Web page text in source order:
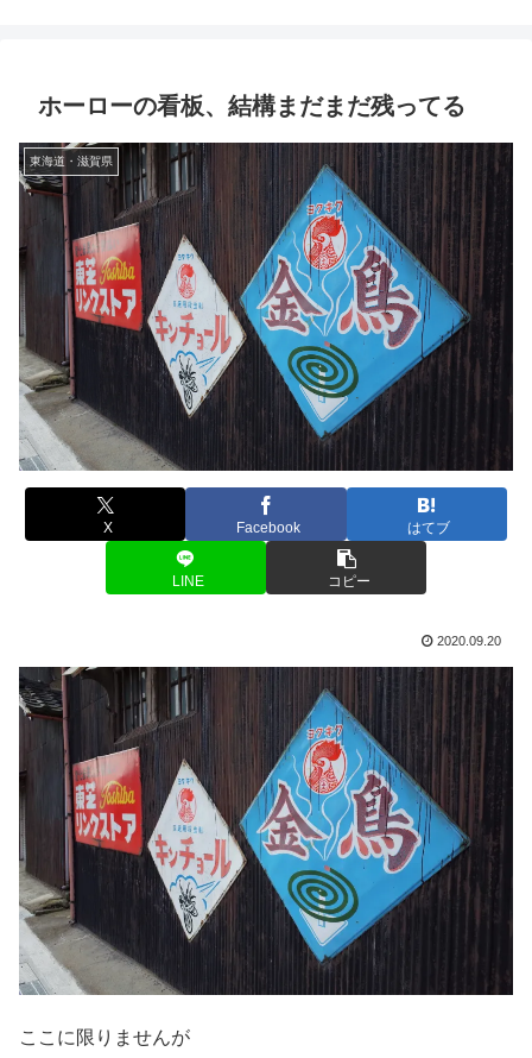
ホーローの看板、結構まだまだ残ってる
東海道・滋賀県
X Facebook はてブ
LINE コピー
2020.09.20
ここに限りませんが